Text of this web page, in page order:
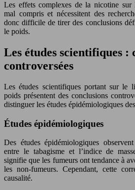
Les effets complexes de la nicotine sur
mal compris et nécessitent des
donc difficile de tirer des conclusions
le poids.
Les études scientifiques :
controversées
Les études scientifiques portant sur le
poids présentent des conclusions
distinguer les études épidémiologiques
Études épidémiologiques
Des études épidémiologiques
entre le tabagisme et l’indice de
signifie que les fumeurs ont tendance à
les non-fumeurs. Cependant, cette
causalité.